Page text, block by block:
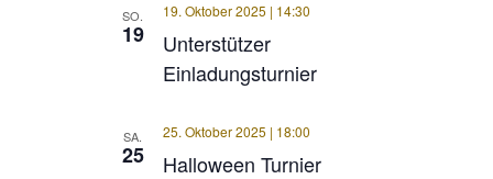
SO.
19
Unterstützer
Einladungsturnier
19. Oktober 2025 | 14:30
SA.
25 Halloween Turnier
25. Oktober 2025 | 18:00